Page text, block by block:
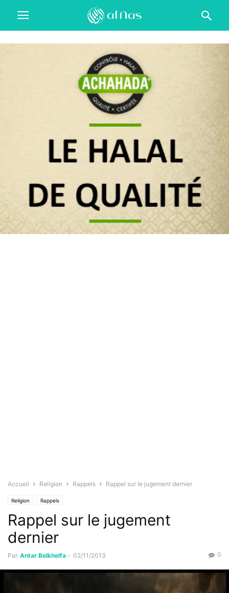
Accueil Religion Rappels Rappel sur le jugement dernier
Religion Rappels
Rappel sur le jugement
dernier
Par Antar Belkhelfa - 02/11/2013 0